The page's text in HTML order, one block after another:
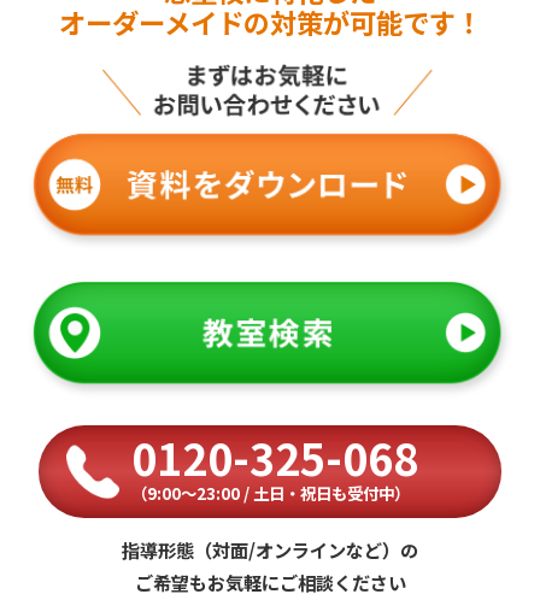
オーダーメイドの対策が可能です！
0120-325-068
（9:00〜23:00 / 土日・祝日も受付中）
指導形態（対面/オンラインなど）の
ご希望もお気軽にご相談ください